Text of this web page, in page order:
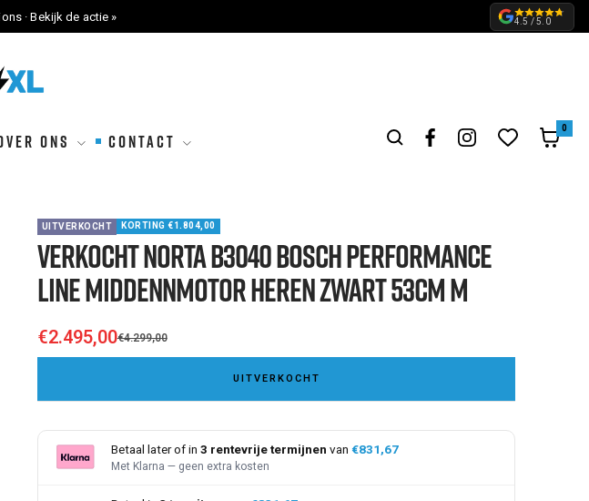
· Bekijk de actie » 4.5 / 5.0
ONS CONTACT
0
UITVERKOCHT KORTING €1.804,00
VERKOCHT Norta B3040 Bosch Performance
Line Middennmotor Heren Zwart 53cm M
Sale
€2.495,00
Regular
€4.299,00
UITVERKOCHT
Betaal later of in 3 rentevrije termijnen van €831,67
Met Klarna — geen extra kosten